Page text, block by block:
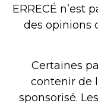
ERRECÉ n’est
des opinions
Certaines
contenir de
sponsorisé.